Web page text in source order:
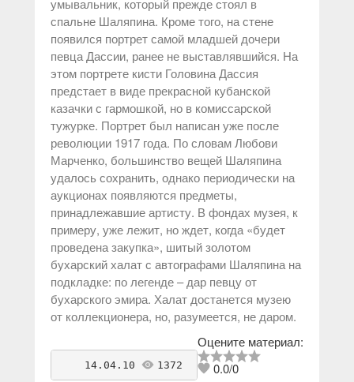
умывальник, который прежде стоял в
спальне Шаляпина. Кроме того, на стене
появился портрет самой младшей дочери
певца Дассии, ранее не выставлявшийся. На
этом портрете кисти Головина Дассия
предстает в виде прекрасной кубанской
казачки с гармошкой, но в комиссарской
тужурке. Портрет был написан уже после
революции 1917 года. По словам Любови
Марченко, большинство вещей Шаляпина
удалось сохранить, однако периодически на
аукционах появляются предметы,
принадлежавшие артисту. В фондах музея, к
примеру, уже лежит, но ждет, когда «будет
проведена закупка», шитый золотом
бухарский халат с автографами Шаляпина на
подкладке: по легенде – дар певцу от
бухарского эмира. Халат достанется музею
от коллекционера, но, разумеется, не даром.
Оцените материал:
0.0/0
    14.04.10
1372 antikvarius